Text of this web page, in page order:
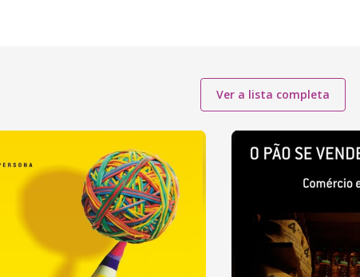
Ver a lista completa